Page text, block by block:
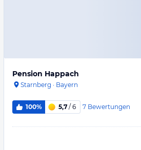
Pension Happach
Starnberg · Bayern
100% 5,7 / 6 7 Bewertungen